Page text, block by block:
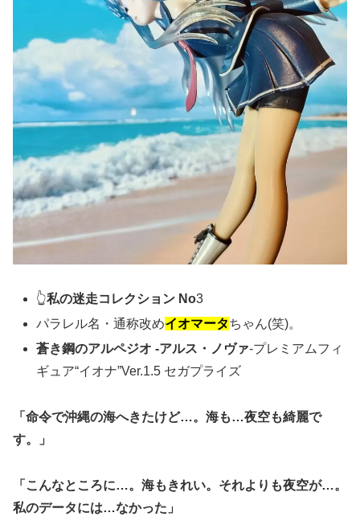
👆私の迷走コレクション No3
パラレル名・通称改めイオマータちゃん(笑)。
蒼き鋼のアルペジオ -アルス・ノヴァ-プレミアムフィ
ギュア“イオナ”Ver.1.5 セガプライズ
「命令で沖縄の海へきたけど…。海も…夜空も綺麗で
す。」
「こんなところに…。海もきれい。それよりも夜空が…。
私のデータには…なかった」